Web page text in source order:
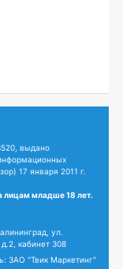
выдано
17 января 2011 г.
лицам младше 18 лет.
ул.
кабинет 308
ЗАО "Твик Маркетинг"